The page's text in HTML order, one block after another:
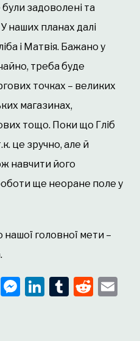
задоволені та
наших планах далі
і Матвія. Бажано у
треба буде
точках – великих
магазинах,
тощо. Поки що Гліб
це зручно, але й
навчити його
ще неоране поле у
головної мети –
WhatsApp
Messenger
LinkedIn
Tumblr